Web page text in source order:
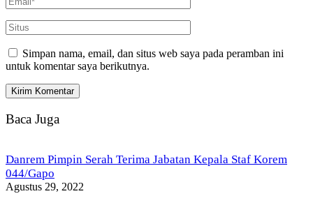
Simpan nama, email, dan situs web saya pada peramban ini
untuk komentar saya berikutnya.
Baca Juga
Danrem Pimpin Serah Terima Jabatan Kepala Staf Korem
044/Gapo
Agustus 29, 2022